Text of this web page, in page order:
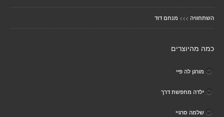
השתחוויה >>> מנחם דוד
כמה מהיוצרים
מורגן לה פיי
ילדה מחפשת דרך
שלמה סרגיי